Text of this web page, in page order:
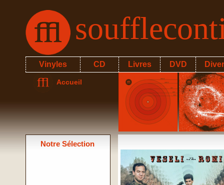
Vinyles CD Livres DVD
Accueil
Notre Sélection